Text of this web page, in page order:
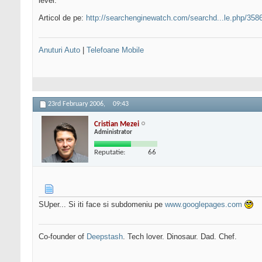
Articol de pe: http://searchenginewatch.com/searchd...le.php/
Anuturi Auto Telefoane Mobile
23rd February 2006, 09:43
Cristian Mezei
Administrator
Reputatie: 66
SUper... Si iti face si subdomeniu pe www.googlepages.com
Co-founder of Deepstash. Tech lover. Dinosaur. Dad. Chef.